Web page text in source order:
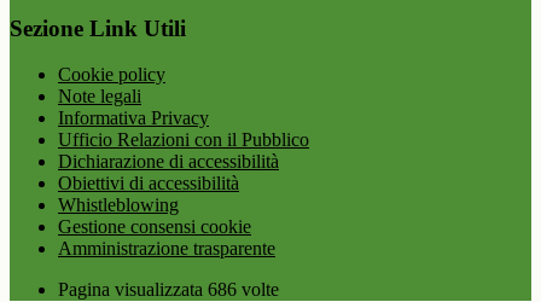
Sezione Link Utili
Cookie policy
Note legali
Informativa Privacy
Ufficio Relazioni con il Pubblico
Dichiarazione di accessibilità
Obiettivi di accessibilità
Whistleblowing
Gestione consensi cookie
Amministrazione trasparente
Pagina visualizzata 686 volte